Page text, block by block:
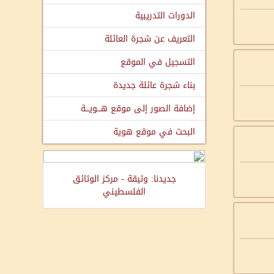
الدورات التدريبية
التعريف عن شجرة العائلة
التسجيل في الموقع
بناء شجرة عائلة جديدة
إضافة الصور إلى موقع هـــويـــة
البحث في موقع هوية
جديدنا: وثيقة - مركز الوثائق
الفلسطيني